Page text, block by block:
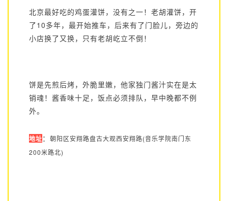
北京最好吃的鸡蛋灌饼，没有之一！老胡灌饼，开
了10多年，最开始推车，后来有了门脸儿，旁边的
小店换了又换，只有老胡屹立不倒！
饼是先煎后烤，外脆里嫩，他家独门酱汁实在是太
销魂！酱香味十足，饭点必须排队，早中晚都不例
外。
地址： 朝阳区安翔路盘古大观西安翔路(音乐学院南门东
200米路北)